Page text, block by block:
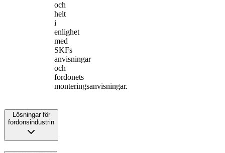
och
helt
i
enlighet
med
SKFs
anvisningar
och
fordonets
monteringsanvisningar.
Lösningar för
fordonsindustrin